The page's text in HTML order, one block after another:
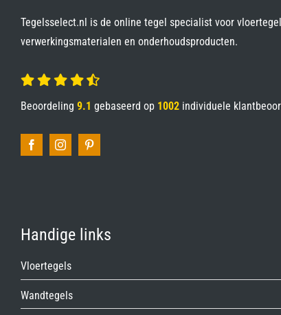
Tegelsselect.nl is de online tegel specialist voor
verwerkingsmaterialen en onderhoudsproducten.
Beoordeling 9.1 gebaseerd op 1002individuele
Handige links
Vloertegels
Wandtegels